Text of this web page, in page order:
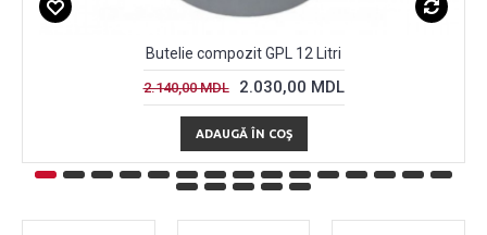
Butelie compozit GPL 12 Litri
2.140,00 MDL 2.030,00 MDL
ADAUGĂ ÎN COŞ